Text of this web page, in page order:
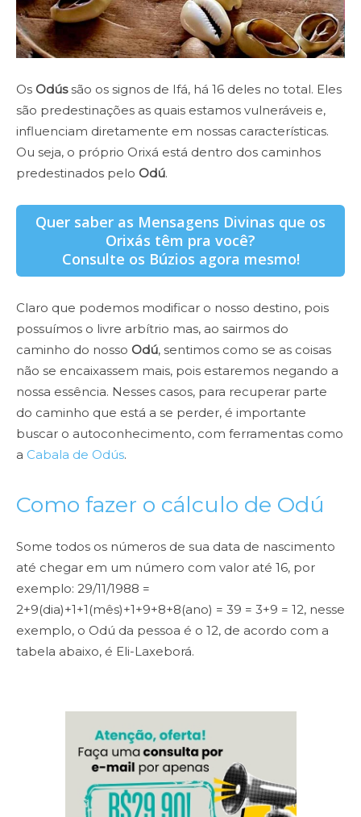
Os Odússão os signos de Ifá, há 16 deles no total. Eles
são predestinações as quais estamos vulneráveis e,
influenciam diretamente em nossas características.
Ou seja, o próprio Orixá está dentro dos caminhos
predestinados pelo Odú.
Quer saber as Mensagens Divinas que os
Orixás têm pra você?
Consulte os Búzios agora mesmo!
Claro que podemos modificar o nosso destino, pois
possuímos o livre arbítrio mas, ao sairmos do
caminho do nosso Odú, sentimos como se as coisas
não se encaixassem mais, pois estaremos negando a
nossa essência. Nesses casos, para recuperar parte
do caminho que está a se perder, é importante
buscar o autoconhecimento, com ferramentas como
a Cabala de Odús.
Como fazer o cálculo de Odú
Some todos os números de sua data de nascimento
até chegar em um número com valor até 16, por
exemplo: 29/11/1988 =
2+9(dia)+1+1(mês)+1+9+8+8(ano) = 39 = 3+9 = 12, nesse
exemplo, o Odú da pessoa é o 12, de acordo com a
tabela abaixo, é Eli-Laxeborá.